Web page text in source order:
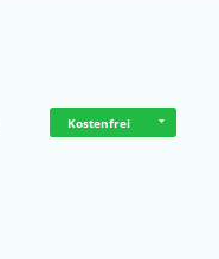
Kostenfrei